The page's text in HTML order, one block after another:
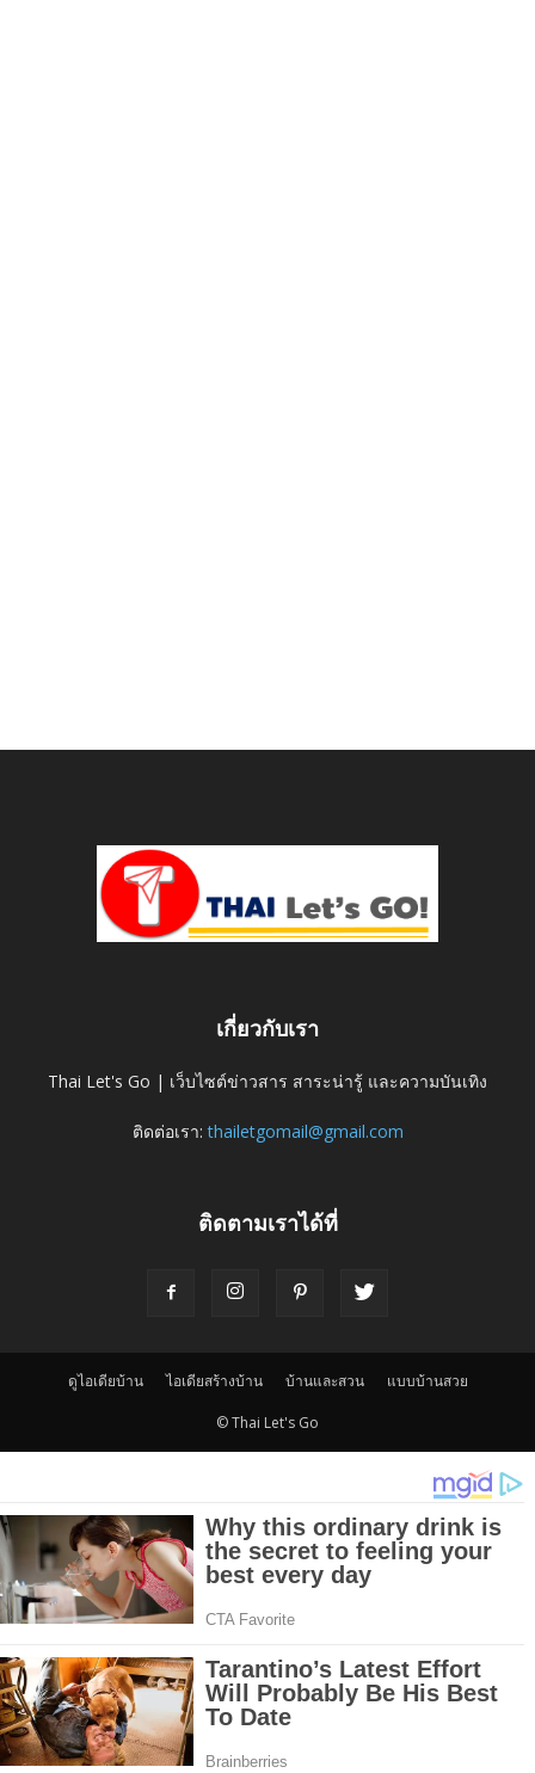
เกี่ยวกับเรา
Thai Let's Go | เว็บไซต์ข่าวสาร สาระน่ารู้ และความบันเทิง
ติดต่อเรา:thailetgomail@gmail.com
ติดตามเราได้ที่
ดูไอเดียบ้าน ไอเดียสร้างบ้าน บ้านและสวน แบบบ้านสวย
© Thai Let's Go